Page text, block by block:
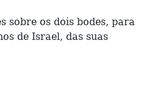
os dois bodes, para
de Israel, das suas